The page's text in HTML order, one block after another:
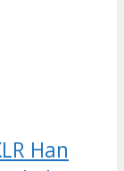
Han